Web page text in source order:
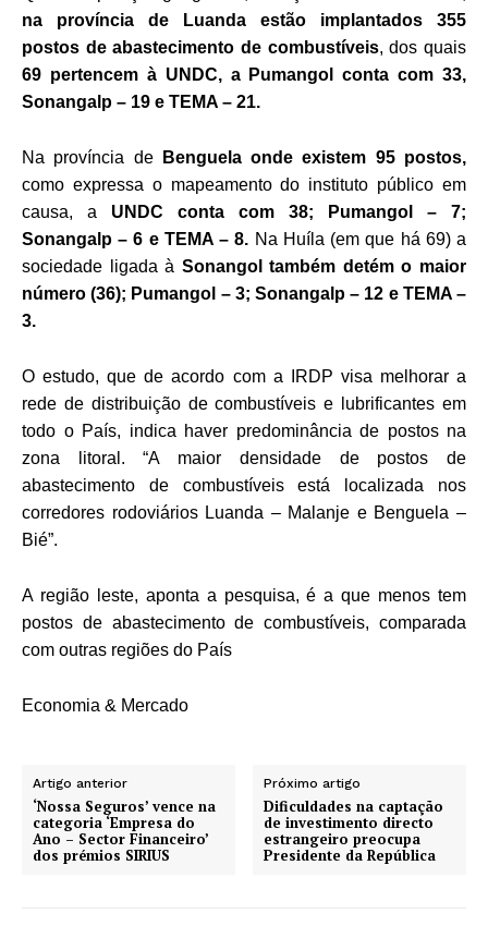
na província de Luanda estão implantados 355
postos de abastecimento de combustíveis, dos quais
69 pertencem à UNDC, a Pumangol conta com 33,
Sonangalp – 19 e TEMA – 21.
Na província de
Benguela onde existem 95 postos,
como expressa o mapeamento do instituto público em
causa, a UNDC conta com 38; Pumangol – 7;
Sonangalp – 6 e TEMA – 8. Na Huíla (em que há 69) a
sociedade ligada à Sonangol também detém o maior
número (36); Pumangol – 3; Sonangalp – 12 e TEMA –
3.
O estudo, que de acordo com a IRDP visa melhorar a
rede de distribuição de combustíveis e lubrificantes em
todo o País, indica haver predominância de postos na
zona litoral. “A maior densidade de postos de
abastecimento de combustíveis está localizada nos
corredores rodoviários Luanda – Malanje e Benguela –
Bié”.
A região leste, aponta a pesquisa, é a que menos tem
postos de abastecimento de combustíveis, comparada
com outras regiões do País
Economia & Mercado
Artigo anterior
‘Nossa Seguros’ vence na
categoria ‘Empresa do
Ano – Sector Financeiro’
dos prémios SIRIUS
Próximo artigo
Dificuldades na captação
de investimento directo
estrangeiro preocupa
Presidente da República